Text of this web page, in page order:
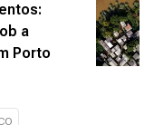
a
Porto